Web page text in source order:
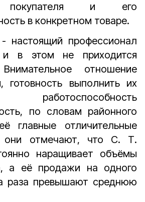
покупателя и его
в конкретном товаре.
настоящий профессионал
и в этом не приходится
отношение
готовность выполнить их
по словам районного
главные отличительные
они отмечают, что С. Т.
наращивает объёмы
а её продажи на одного
раза превышают среднюю